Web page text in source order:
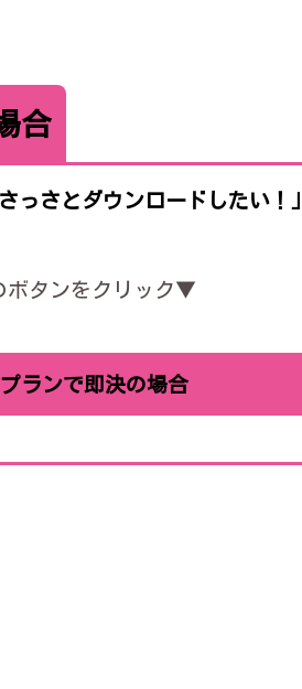
合
っさとダウンロードしたい！」
ボタンをクリック▼
ランで即決の場合